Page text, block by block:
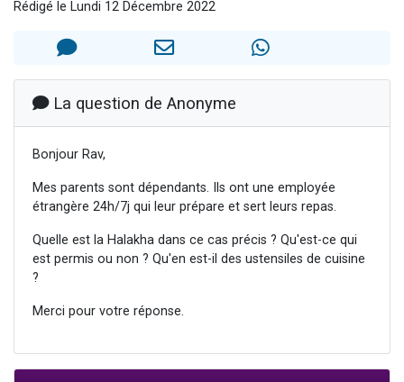
Il reste 49 places pour étudier en groupe sur Zoom
12 nouvelles musiques dans Torah-Box Music
2 personnes viennent de nous rejoindre sur WhatsApp
Rédigé le Lundi 12 Décembre 2022
La question de Anonyme
Bonjour Rav,
Mes parents sont dépendants. Ils ont une employée
étrangère 24h/7j qui leur prépare et sert leurs repas.
Quelle est la Halakha dans ce cas précis ? Qu'est-ce qui
est permis ou non ? Qu'en est-il des ustensiles de cuisine
?
Merci pour votre réponse.